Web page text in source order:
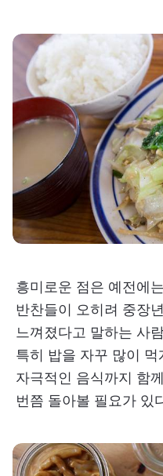
흥미로운 점은 예전에
반찬들이 오히려 중장
느껴졌다고 말하는 사
특히 밥을 자꾸 많이
자극적인 음식까지 함
번쯤 돌아볼 필요가 있